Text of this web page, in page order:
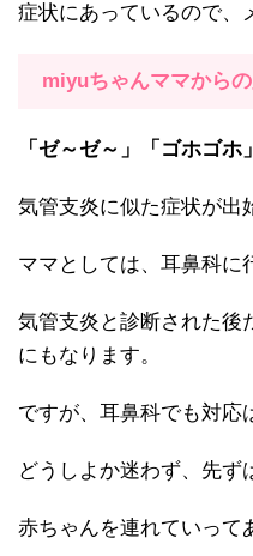
症状にあっているので、
miyuちゃんママから
「ゼ～ゼ～」「ゴホゴホ」
気管支炎に似た症状が出
ママとしては、耳鼻科に
気管支炎と診断された後
にもなります。
ですが、耳鼻科でも対応
どうしよか迷わず、先ず
赤ちゃんを連れていって